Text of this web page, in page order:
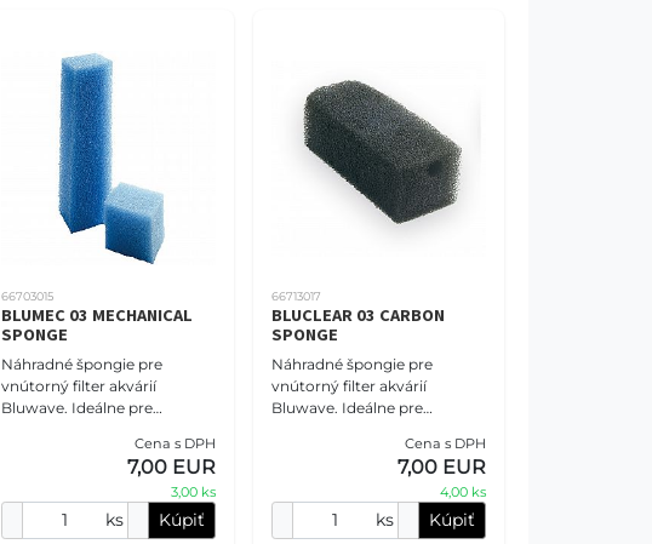
66703015
BLUMEC 03 MECHANICAL
SPONGE
Náhradné špongie pre
vnútorný filter akvárií
Bluwave. Ideálne pre
akváriá. Balenie obsahuje dve
Cena s DPH
7,00 EUR
3,00 ks
ks Kúpiť
66713017
BLUCLEAR 03 CARBON
SPONGE
Náhradné špongie pre
vnútorný filter akvárií
Bluwave. Ideálne pre
akváriá. Balenie obsahujúce
jednu špongiu s aktívnym
Cena s DPH
7,00 EUR
4,00 ks
ks Kúpiť